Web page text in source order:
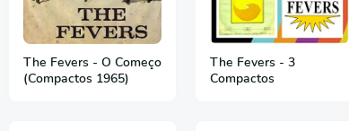
The Fevers - O Começo
(Compactos 1965)
The Fevers - 3
Compactos